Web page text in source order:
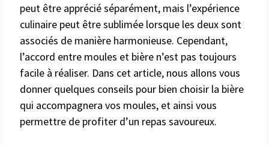
peut être apprécié séparément, mais l’expérience
culinaire peut être sublimée lorsque les deux sont
associés de manière harmonieuse. Cependant,
l’accord entre moules et bière n’est pas toujours
facile à réaliser. Dans cet article, nous allons vous
donner quelques conseils pour bien choisir la bière
qui accompagnera vos moules, et ainsi vous
permettre de profiter d’un repas savoureux.